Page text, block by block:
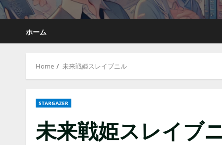
ホーム
Home 未来戦姫スレイブニル
STARGAZER
未来戦姫スレイブ